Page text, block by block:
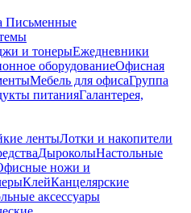
Письменные
и тонерыЕжедневники
оборудованиеОфисная
Мебель для офисаГруппа
питанияГалантерея,
лентыЛотки и накопители
ДыроколыНастольные
ножи и
КлейКанцелярские
аксессуары